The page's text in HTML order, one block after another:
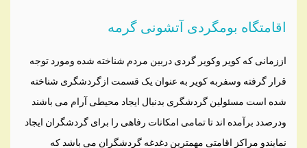
اقامتگاه بومگردی آتشونی گرمه
اززمانی که کویر وکویر گردی دربین مردم شناخته شده ومورد توجه
قرار گرفته وسفربه کویر به عنوان یک قسمت ازگردشگری شناخته
شده است مسئولین گردشگری بدنبال ایجاد محیطی آرام می باشند
ودرصدد برآمده اند تا تمامی امکانات رفاهی را برای گردشگران ایجاد
نمایندو مراکز اقامتی مهمترین دغدغه گردشگران می باشد که